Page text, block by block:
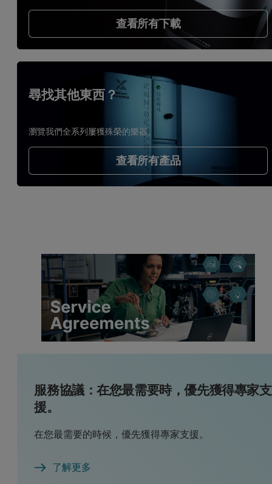
查看所有下載
尋找其他東西？
瀏覽我們全系列屢獲殊榮的樂器。
查看所有產品
服務協議：在您最需要時，優先獲得專家支
援。
在您最需要的時候，優先獲得專家支援。
了解更多